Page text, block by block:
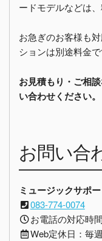
ードモデルなどは
お急ぎのお客様も
ションは別途料金で
お見積もり・ご相
い合わせください。
お問い合
ミュージックサポ
083-774-0074
お電話の対応時
Web定休日：毎